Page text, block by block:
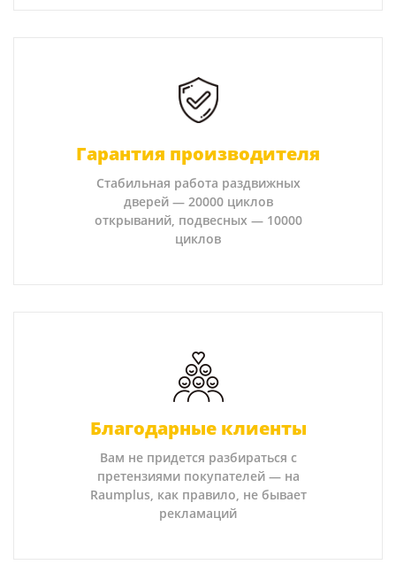
Гарантия производителя
Стабильная работа раздвижных
дверей — 20000 циклов
открываний, подвесных — 10000
циклов
Благодарные клиенты
Вам не придется разбираться с
претензиями покупателей — на
Raumplus, как правило, не бывает
рекламаций